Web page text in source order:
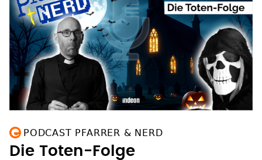
PODCAST PFARRER & NERD
Die Toten-Folge